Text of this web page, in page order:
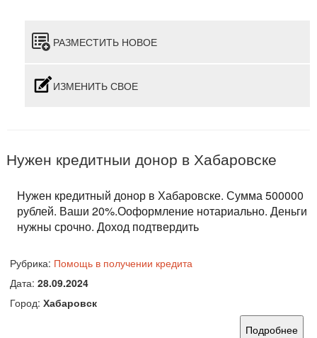
РАЗМЕСТИТЬ НОВОЕ
ИЗМЕНИТЬ СВОЕ
Нужен кредитныи донор в Хабаровске
Нужен кредитный донор в Хабаровске. Сумма 500000
рублей. Ваши 20%.Ооформление нотариально. Деньги
нужны срочно. Доход подтвердить
Рубрика: Помощь в получении кредита
Дата: 28.09.2024
Город: Хабаровск
Подробнее